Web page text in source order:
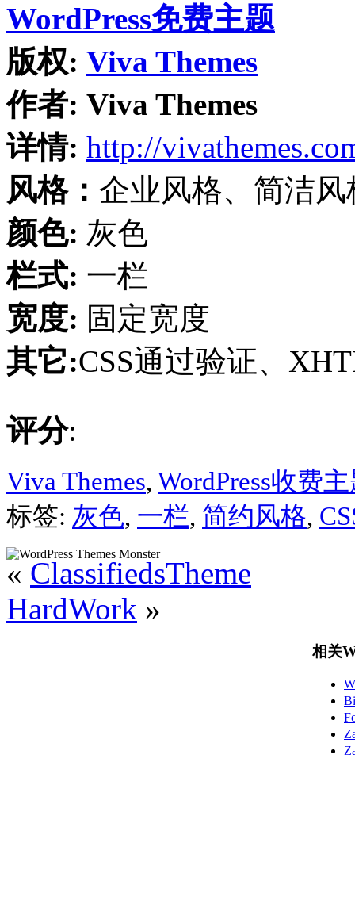
WordPress免费主题
版权: Viva Themes
作者: Viva Themes
详情: http://
风格： 企业风格、简洁
颜色: 灰色
栏式: 一栏
宽度: 固定宽度
其它:CSS通过验证、
评分:
Viva Themes, WordPress收费
标签: 灰色, 一栏, 简约风格,
« ClassifiedsTheme
HardWork »
相关